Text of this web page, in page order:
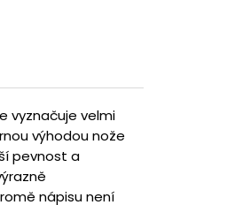
vyznačuje velmi
výhodou nože
pevnost a
nápisu není